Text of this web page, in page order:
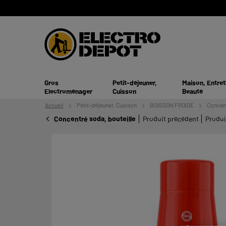
Gros
Electroménager
Petit-déjeuner,
Cuisson
Maison,
Beauté
Accueil Petit-déjeuner, Cuisson BOISSON FROIDE
Concentré soda, bouteille Produit précédent